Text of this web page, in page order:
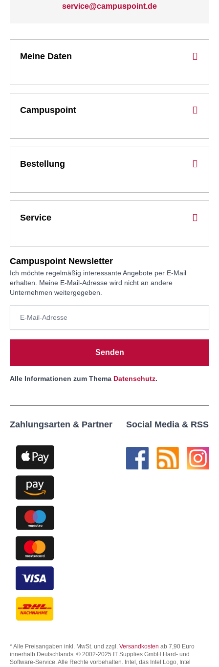
service@campuspoint.de
Meine Daten
Campuspoint
Bestellung
Service
Campuspoint Newsletter
Ich möchte regelmäßig interessante Angebote per E-Mail
erhalten. Meine E-Mail-Adresse wird nicht an andere
Unternehmen weitergegeben.
Senden
Alle Informationen zum Thema Datenschutz.
Zahlungsarten & Partner Social Media & RSS
* Alle Preisangaben inkl. MwSt. und zzgl. Versandkosten ab 7,90 Euro
innerhalb Deutschlands. © 2002-2025 IT Supplies GmbH Hard- und
Software-Service. Alle Rechte vorbehalten. Intel, das Intel Logo, Intel